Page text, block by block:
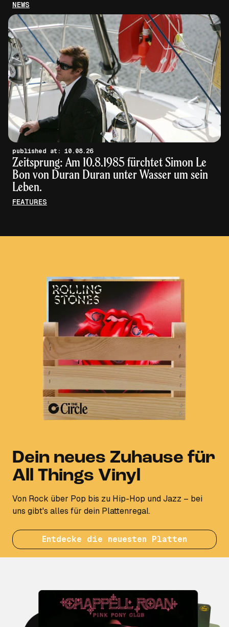
NEWS
published at: 10.08.26
Zeitsprung: Am 10.8.1985 fürchtet Simon Le
Bon von Duran Duran unter Wasser um sein
Leben.
FEATURES
Dein neues Zuhause für
All Things Vinyl
Von Rock über Pop bis zu Hip-Hop und Jazz – bei
uns gibt's alles für dein Plattenregal.
Entdecke die neuesten Platten